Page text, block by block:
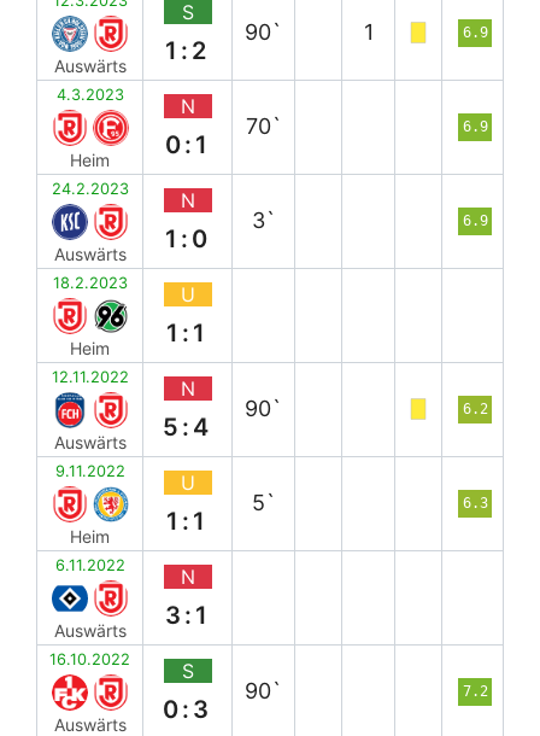
Auswärts
S
1:2
90` 1 6.9
4.3.2023
Heim
N
0:1
70` 6.9
24.2.2023
Auswärts
N
1:0
3` 6.9
18.2.2023
Heim
U
1:1
12.11.2022
Auswärts
N
5:4
90` 6.2
9.11.2022
Heim
U
1:1
5` 6.3
6.11.2022
Auswärts
N
3:1
16.10.2022
Auswärts
S
0:3
90` 7.2